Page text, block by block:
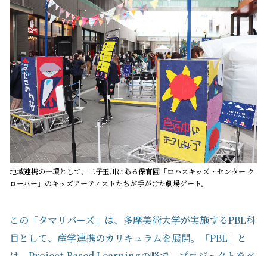
地域連携の一環として、二子玉川にある保育園「ロハスキッズ・センター ク
ローバー」のキッズアーティストたちが手がけた劇場ゲート。
この「タマリバーズ」は、多摩美術大学が実施するPBL科
目として、産学連携のカリキュラムを展開。「PBL」と